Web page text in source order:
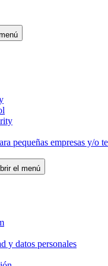
pequeñas empresas y/o
el menú
y datos personales